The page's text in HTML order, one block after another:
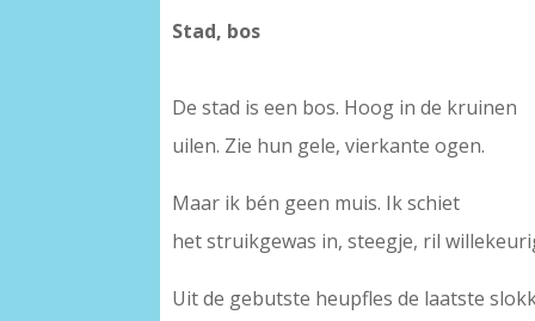
Stad, bos
De stad is een bos. Hoog in de kruinen
uilen. Zie hun gele, vierkante ogen.
Maar ik bén geen muis. Ik schiet
het struikgewas in, steegje, ril
Uit de gebutste heupfles de laatste